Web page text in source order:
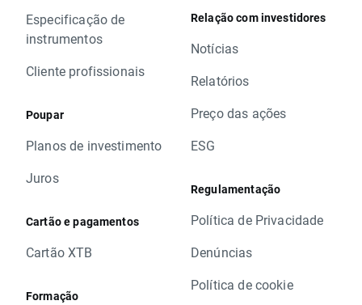
Especificação de
instrumentos
Cliente profissionais
Poupar
Planos de investimento
Juros
Cartão e pagamentos
Cartão XTB
Formação
Relação com investidores
Notícias
Relatórios
Preço das ações
ESG
Regulamentação
Política de Privacidade
Denúncias
Política de cookie